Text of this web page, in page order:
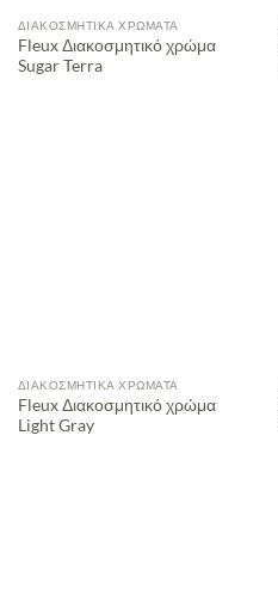
ΔΙΑΚΟΣΜΗΤΙΚΆ ΧΡΏΜΑΤΑ
Fleux Διακοσμητικό χρώμα
Sugar Terra
ΔΙΑΚΟΣΜΗΤΙΚΆ ΧΡΏΜΑΤΑ
Fleux Διακοσμητικό χρώμα
Light Gray